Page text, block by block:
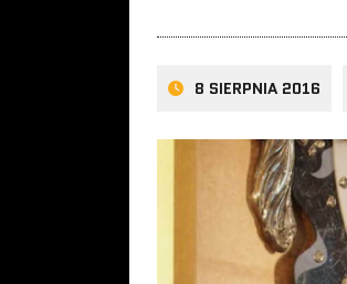
8 SIERPNIA 2016